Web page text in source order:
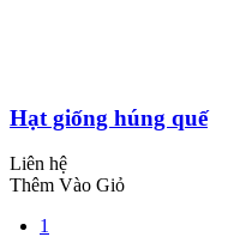
Hạt giống húng quế
Liên hệ
Thêm Vào Giỏ
1